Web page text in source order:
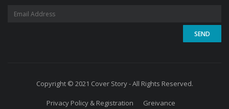
Copyright © 2021 Cover Story - All Rights Reserved.
Privacy Policy & Registration Greivance